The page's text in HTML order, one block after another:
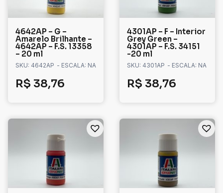
4642AP – G –
Amarelo Brilhante –
4642AP – F.S. 13358
– 20 ml
SKU: 4642AP - ESCALA: NA
R$ 38,76
4301AP – F – Interior
Grey Green –
4301AP – F.S. 34151
-20 ml
SKU: 4301AP - ESCALA: NA
R$ 38,76